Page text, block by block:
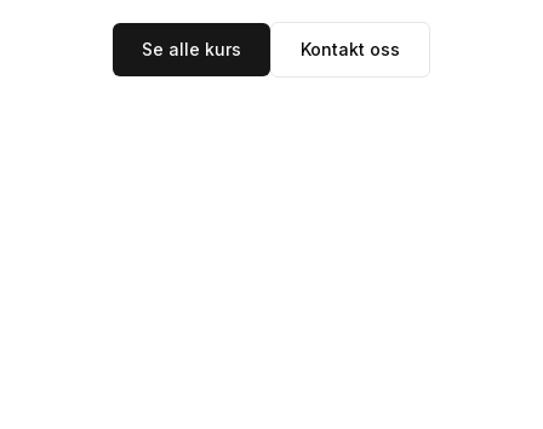
Se alle kurs Kontakt oss